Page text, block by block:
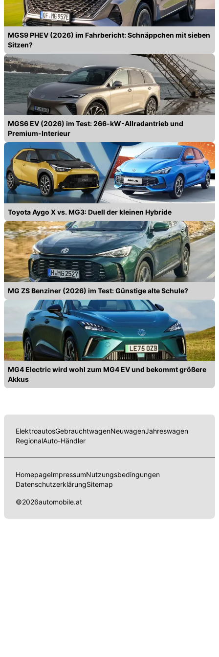
können die Einstellungen jederzeit in unserer
Datenschutzerklärunganpassen.
MGS9 PHEV (2026) im Fahrbericht: Schnäppchen mit sieben
Sitzen?
MGS6 EV (2026) im Test: 266-kW-Allradantrieb und
Premium-Interieur
Toyota Aygo X vs. MG3: Duell der kleinen Hybride
MG ZS Benziner (2026) im Test: Günstige alte Schule?
MG4 Electric wird wohl zum MG4 EV und bekommt größere
Akkus
ElektroautosGebrauchtwagenNeuwagenJahreswagen
RegionalAuto-Händler
HomepageImpressumNutzungsbedingungen
DatenschutzerklärungSitemap
©2026automobile.at